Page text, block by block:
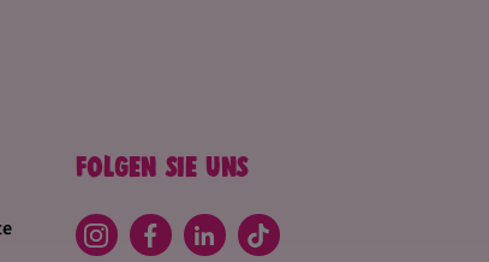
Folgen sie uns